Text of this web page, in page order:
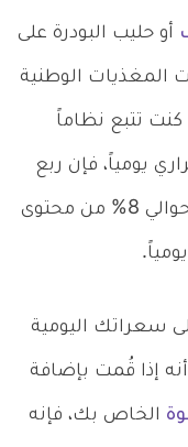
أو حليب البودرة على
المغذيات الوطنية
كنت تتبع نظاماً
تناول 2000 سعر حراري يومياً، فإن ربع
سعراتك اليومية
إذا قُمت بإضافة
الخاص بك، فإنه